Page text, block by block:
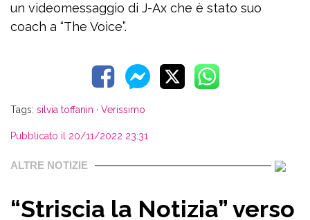
un videomessaggio di J-Ax che è stato suo
coach a “The Voice”.
Tags: silvia toffanin · Verissimo
Pubblicato il 20/11/2022 23:31
ALTRE NOTIZIE
“Striscia la Notizia” verso